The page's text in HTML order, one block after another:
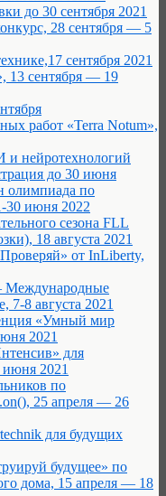
до 30 сентября 2021
28 сентября — 5
сентября 2021
13 сентября — 19
работ «Terra Notum»,
и нейротехнологий
до 30 июня
олимпиада по
30 июня 2022
сезона FLL
18 августа 2021
от InLiberty,
7-8 августа 2021
«Умный мир
2021
для
июня 2021
по
25 апреля — 26
для будущих
будущее» по
дома, 15 апреля — 18